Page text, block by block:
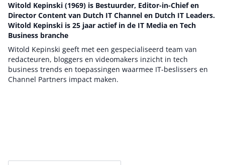
Witold Kepinski (1969) is Bestuurder, Editor-in-Chief en
Director Content van Dutch IT Channel en Dutch IT Leaders.
Witold Kepinski is 25 jaar actief in de IT Media en Tech
Business branche
Witold Kepinski geeft met een gespecialiseerd team van
redacteuren, bloggers en videomakers inzicht in tech
business trends en toepassingen waarmee IT-beslissers en
Channel Partners impact maken.